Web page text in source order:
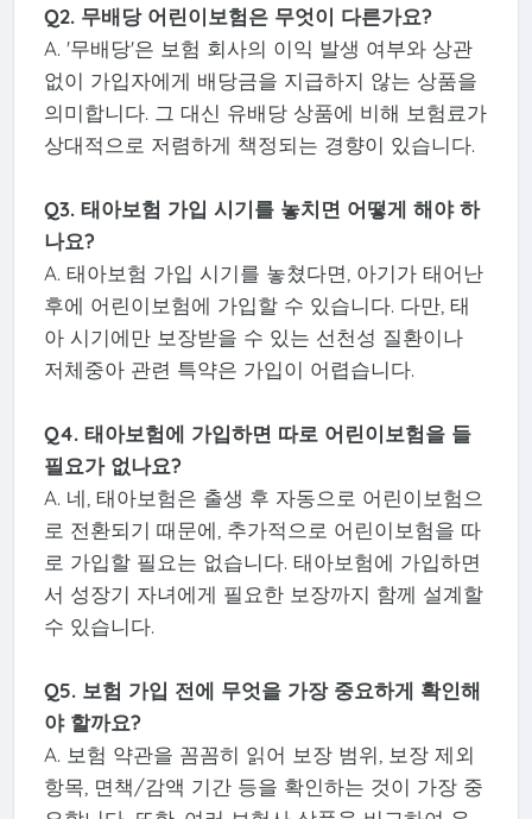
Q2. 무배당 어린이보험은 무엇이 다른가요?
A. '무배당'은 보험 회사의 이익 발생 여부와 상관
없이 가입자에게 배당금을 지급하지 않는 상품을
의미합니다. 그 대신 유배당 상품에 비해 보험료가
상대적으로 저렴하게 책정되는 경향이 있습니다.
Q3. 태아보험 가입 시기를 놓치면 어떻게 해야 하
나요?
A. 태아보험 가입 시기를 놓쳤다면, 아기가 태어난
후에 어린이보험에 가입할 수 있습니다. 다만, 태
아 시기에만 보장받을 수 있는 선천성 질환이나
저체중아 관련 특약은 가입이 어렵습니다.
Q4. 태아보험에 가입하면 따로 어린이보험을 들
필요가 없나요?
A. 네, 태아보험은 출생 후 자동으로 어린이보험으
로 전환되기 때문에, 추가적으로 어린이보험을 따
로 가입할 필요는 없습니다. 태아보험에 가입하면
서 성장기 자녀에게 필요한 보장까지 함께 설계할
수 있습니다.
Q5. 보험 가입 전에 무엇을 가장 중요하게 확인해
야 할까요?
A. 보험 약관을 꼼꼼히 읽어 보장 범위, 보장 제외
항목, 면책/감액 기간 등을 확인하는 것이 가장 중